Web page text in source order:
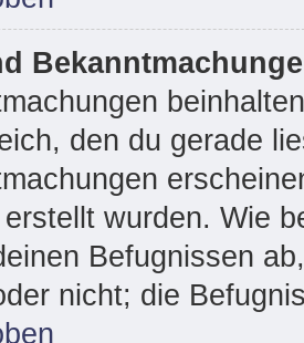
den du gerade
wurden. Wie
Befugnissen
nicht; die